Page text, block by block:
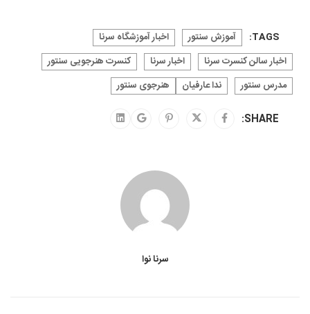
TAGS: آموزش سنتور
اخبار آموزشگاه سرنا
اخبار سالن کنسرت سرنا
اخبار سرنا
کنسرت هنرجویی سنتور
مدرس سنتور
ندا عارفیان هنرجوی سنتور
SHARE:
سرنا نوا